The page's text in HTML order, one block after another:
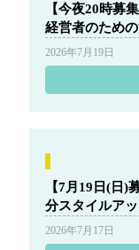
【今夜20時募
経営者のため
2026年7月19日
【7月19日(日)
分スタイルア
2026年7月17日